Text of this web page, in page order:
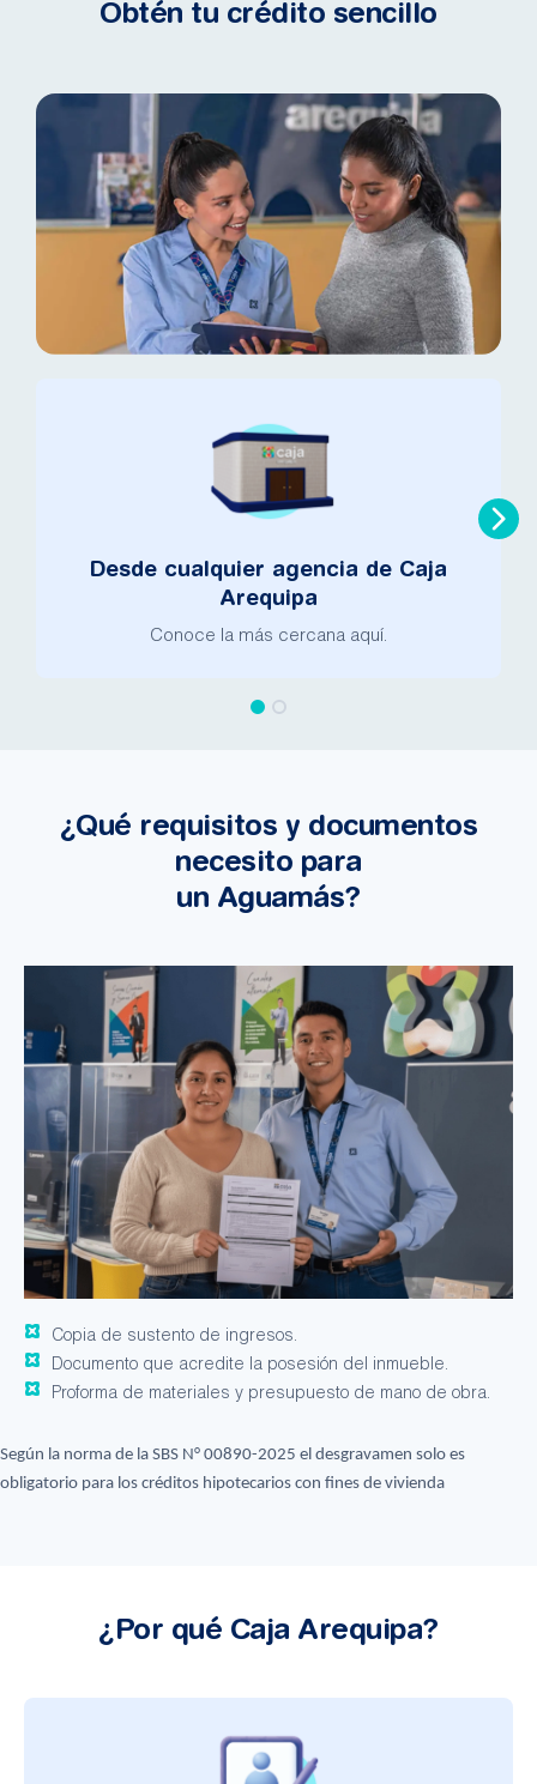
Obtén tu crédito sencillo
Desde cualquier agencia de Caja
Arequipa
Conoce la más cercana aquí.
¿Qué requisitos y documentos
necesito para
un Aguamás?
Copia de sustento de ingresos.
Documento que acredite la posesión del inmueble.
Proforma de materiales y presupuesto de mano de obra.
Según la norma de la SBS N° 00890-2025 el desgravamen solo es
obligatorio para los créditos hipotecarios con fines de vivienda
¿Por qué Caja Arequipa?